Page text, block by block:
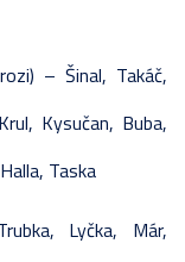
– Šinal, Takáč,
Kysučan, Buba,
Taska
Lyčka, Már,